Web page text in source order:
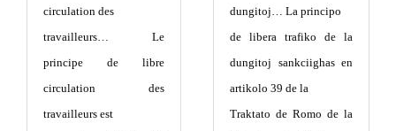
circulation des
travailleurs… Le
principe de libre
circulation des
travailleurs est
dungitoj… La principo
de libera trafiko de la
dungitoj sankciighas en
artikolo 39 de la
Traktato de Romo de la